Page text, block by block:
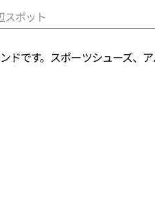
スポット
です。スポーツシューズ、